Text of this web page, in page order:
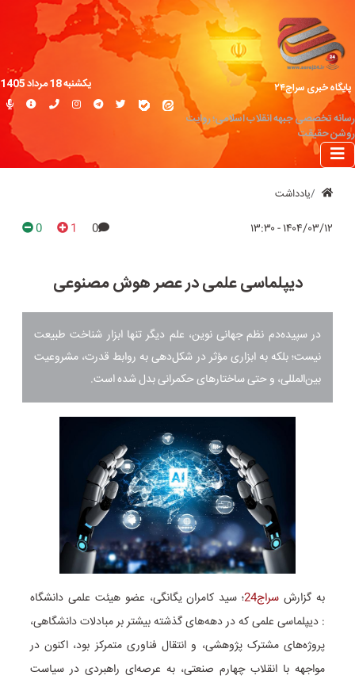
پایگاه خبری سراج۲۴
رسانه تخصصی جبهه انقلاب اسلامی؛ روایت
روشن حقیقت
یکشنبه 18 مرداد 1405
یادداشت
۱۴۰۴/۰۳/۱۲ - ۱۳:۳۰ 0
1
0
دیپلماسی علمی در عصر هوش مصنوعی
در سپیده‌دم نظم جهانی نوین، علم دیگر تنها ابزار شناخت طبیعت
نیست؛ بلکه به ابزاری مؤثر در شکل‌دهی به روابط قدرت، مشروعیت
بین‌المللی، و حتی ساختارهای حکمرانی بدل شده است.
به گزارش سراج24
؛ سید کامران یگانگی، عضو هیئت علمی دانشگاه
: دیپلماسی علمی که در دهه‌های گذشته بیشتر بر مبادلات دانشگاهی،
پروژه‌های مشترک پژوهشی، و انتقال فناوری متمرکز بود، اکنون در
مواجهه با انقلاب چهارم صنعتی، به عرصه‌ای راهبردی در سیاست